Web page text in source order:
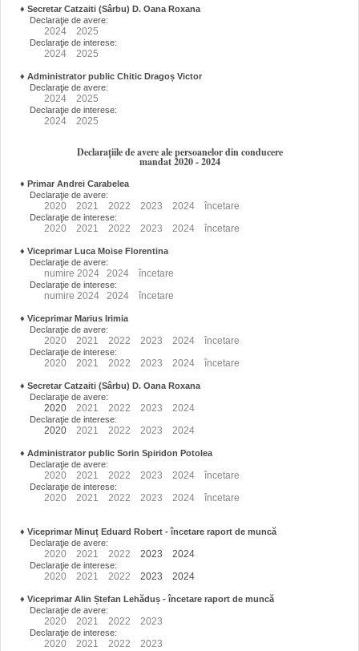
♦ Secretar Catzaiti (Sârbu) D. Oana Roxana
Declaraţie de avere:
2024 2025
Declaraţie de interese:
2024 2025
♦ Administrator public Chitic Dragoș Victor
Declaraţie de avere:
2024 2025
Declaraţie de interese:
2024 2025
Declarațiile de avere ale persoanelor din conducere
mandat 2020 - 2024
♦ Primar Andrei Carabelea
Declaraţie de avere:
2020 2021 2022 2023 2024 încetare
Declaraţie de interese:
2020 2021 2022 2023 2024 încetare
♦ Viceprimar Luca Moise Florentina
Declaraţie de avere:
numire 2024 2024 încetare
Declaraţie de interese:
numire 2024 2024 încetare
♦ Viceprimar Marius Irimia
Declaraţie de avere:
2020 2021 2022 2023 2024 încetare
Declaraţie de interese:
2020 2021 2022 2023 2024 încetare
♦ Secretar Catzaiti (Sârbu) D. Oana Roxana
Declaraţie de avere:
2020 2021 2022 2023 2024
Declaraţie de interese:
2020 2021 2022 2023 2024
♦ Administrator public Sorin Spiridon Potolea
Declaraţie de avere:
2020 2021 2022 2023 2024 încetare
Declaraţie de interese:
2020 2021 2022 2023 2024 încetare
♦ Viceprimar Minuț Eduard Robert - încetare raport de muncă
Declaraţie de avere:
2020 2021 2022 2023 2024
Declaraţie de interese:
2020 2021 2022 2023 2024
♦ Viceprimar Alin Ștefan Lehăduș - încetare raport de muncă
Declaraţie de avere:
2020 2021 2022 2023
Declaraţie de interese:
2020 2021 2022 2023